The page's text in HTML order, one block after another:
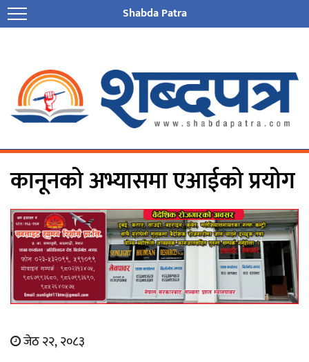
Shabda Patra
कानूनको अभ्यासमा एआईको प्रयोग
जेठ २२, २०८३